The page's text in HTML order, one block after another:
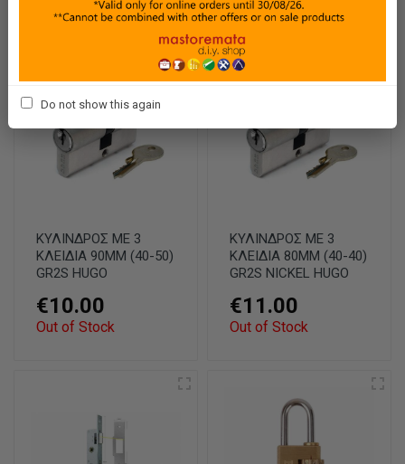
ΚΥΛΙΝΔΡΟΣ ΜΕ 3
ΚΛΕΙΔΙΑ 90MM (40-50)
GR2S HUGO
€10.00
Out of Stock
ΚΥΛΙΝΔΡΟΣ ΜΕ 3
ΚΛΕΙΔΙΑ 80MM (40-40)
GR2S NICKEL HUGO
€11.00
Out of Stock
Do not show this again